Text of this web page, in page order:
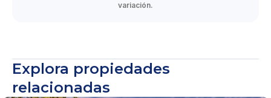
variación.
Explora propiedades
relacionadas